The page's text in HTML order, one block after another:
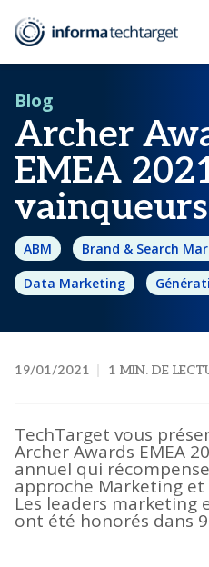
Blog
Archer
EMEA
ABM
Brand & Search
Data Marketing
19/01/2021 1 MIN. DE
TechTarget vous
Archer Awards EMEA
annuel qui
approche Marketing et
Les leaders marketing
ont été honorés dans